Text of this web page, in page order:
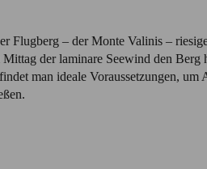
Flugberg – der Monte Valinis –
der laminare Seewind den Berg
man ideale Voraussetzungen,